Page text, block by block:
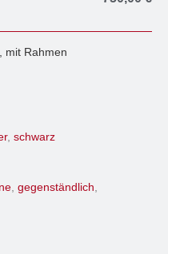
mit Rahmen
, schwarz
gegenständlich